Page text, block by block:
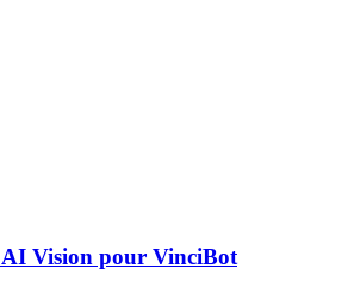
Vision pour VinciBot